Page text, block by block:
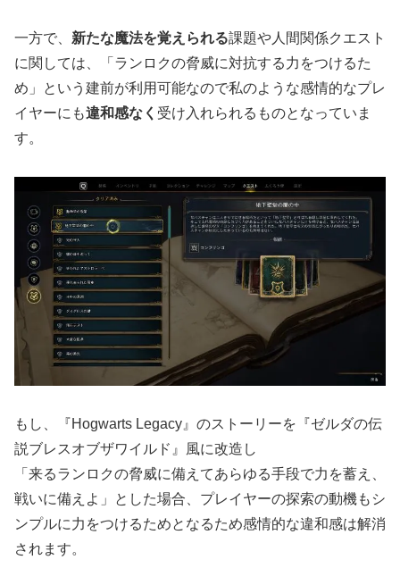
一方で、 新たな魔法を覚えられる課題や人間関係クエスト
に関しては、「ランロクの脅威に対抗する力をつけるた
め」という建前が利用可能なので私のような感情的なプレ
イヤーにも違和感なく 受け入れられるものとなっていま
す。
もし、『Hogwarts Legacy』のストーリーを『ゼルダの伝
説ブレスオブザワイルド』風に改造し
「来るランロクの脅威に備えてあらゆる手段で力を蓄え、
戦いに備えよ」とした場合、プレイヤーの探索の動機もシ
ンプルに力をつけるためとなるため感情的な違和感は解消
されます。